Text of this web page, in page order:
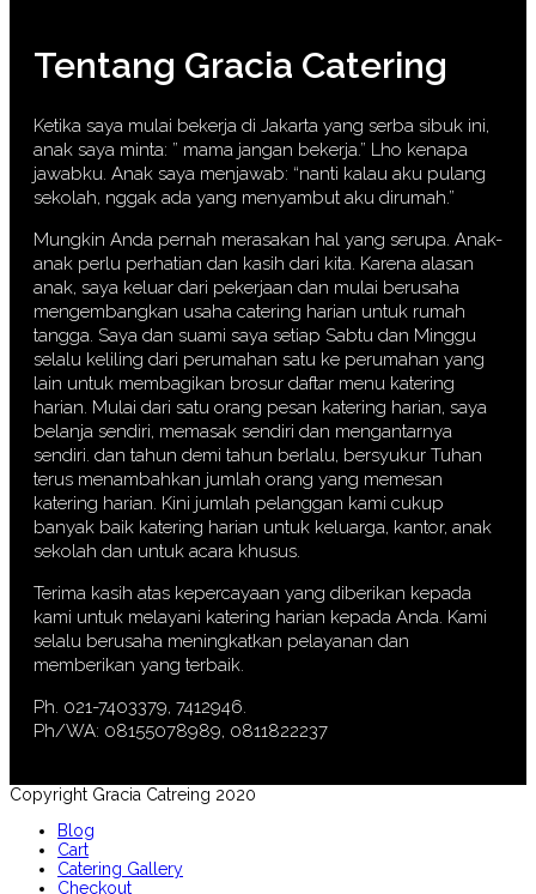
Tentang Gracia Catering
Ketika saya mulai bekerja di Jakarta yang serba sibuk ini,
anak saya minta: ” mama jangan bekerja.” Lho kenapa
jawabku. Anak saya menjawab: “nanti kalau aku pulang
sekolah, nggak ada yang menyambut aku dirumah.”
Mungkin Anda pernah merasakan hal yang serupa. Anak-
anak perlu perhatian dan kasih dari kita. Karena alasan
anak, saya keluar dari pekerjaan dan mulai berusaha
mengembangkan usaha catering harian untuk rumah
tangga. Saya dan suami saya setiap Sabtu dan Minggu
selalu keliling dari perumahan satu ke perumahan yang
lain untuk membagikan brosur daftar menu katering
harian. Mulai dari satu orang pesan katering harian, saya
belanja sendiri, memasak sendiri dan mengantarnya
sendiri. dan tahun demi tahun berlalu, bersyukur Tuhan
terus menambahkan jumlah orang yang memesan
katering harian. Kini jumlah pelanggan kami cukup
banyak baik katering harian untuk keluarga, kantor, anak
sekolah dan untuk acara khusus.
Terima kasih atas kepercayaan yang diberikan kepada
kami untuk melayani katering harian kepada Anda. Kami
selalu berusaha meningkatkan pelayanan dan
memberikan yang terbaik.
Ph. 021-7403379, 7412946.
Ph/WA: 08155078989, 0811822237
Copyright Gracia Catreing 2020
Blog
Cart
Catering Gallery
Checkout